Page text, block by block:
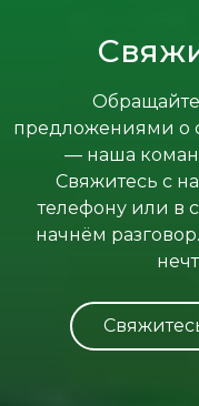
предложениями о
— наша
Свяжитесь с
телефону или в
начнём